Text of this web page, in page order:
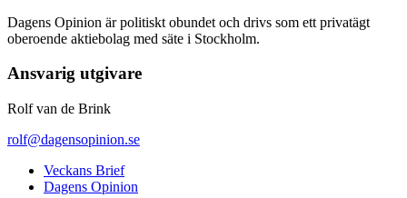
Dagens Opinion är politiskt obundet och drivs som ett privatägt
oberoende aktiebolag med säte i Stockholm.
Ansvarig utgivare
Rolf van de Brink
rolf@dagensopinion.se
Veckans Brief
Dagens Opinion